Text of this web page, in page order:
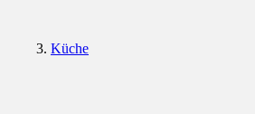
Küche